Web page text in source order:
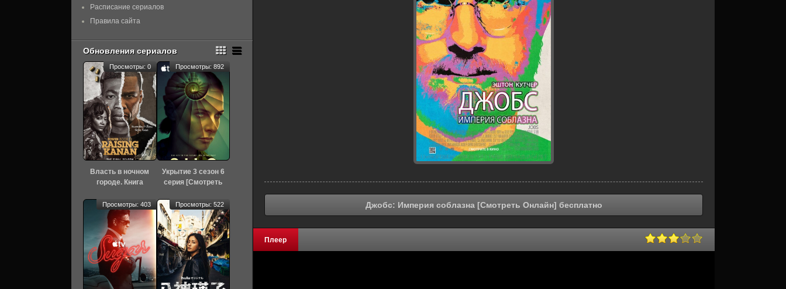
Джобс: Империя соблазна [Смотреть Онлайн] бесплатно
Плеер
Расписание сериалов
Правила сайта
Обновления сериалов
Власть в ночном
городе. Книга
Кэнена 5 сезон 8
серия [Смотреть
Онлайн]
Просмотры: 0
Укрытие 3 сезон 6
серия [Смотреть
Просмотры: 892
Просмотры: 403 Просмотры: 522